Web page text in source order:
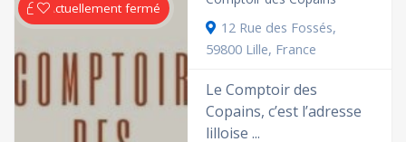
Actuellement fermé
12 Rue des Fossés,
59800 Lille, France
Le Comptoir des
Copains, c’est l’adresse
lilloise ...